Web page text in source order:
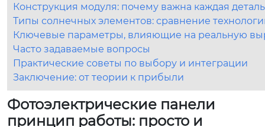
Конструкция модуля: почему важна каждая деталь
Типы солнечных элементов: сравнение
Ключевые параметры, влияющие на реальную
Часто задаваемые вопросы
Практические советы по выбору и интеграции
Заключение: от теории к прибыли
Фотоэлектрические панели
принцип работы: просто и